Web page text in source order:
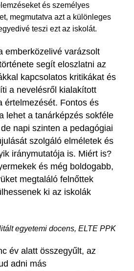
és személyes
megmutatva azt a különleges
teszi ezt az iskolát.
emberközelivé varázsolt
segít eloszlatni az
kapcsolatos kritikákat és
a nevelésről kialakított
értelmezését. Fontos és
lehet a tanárképzés sokféle
napi szinten a pedagógiai
szolgáló elméletek és
iránymutatója is. Miért is?
és még boldogabb,
megtaláló felnőttek
ki az iskolák
egyetemi docens, ELTE PPK
év alatt összegyűlt, az
adni más